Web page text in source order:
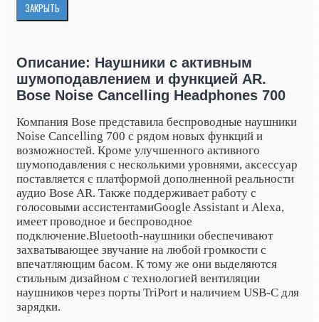
ЗАКРЫТЬ
Описание: Наушники с активным
шумоподавлением и функцией AR.
Bose Noise Cancelling Headphones 700
Компания Bose представила беспроводные наушники
Noise Cancelling 700 с рядом новых функций и
возможностей. Кроме улучшенного активного
шумоподавления с несколькими уровнями, аксессуар
поставляется с платформой дополненной реальности
аудио Bose AR. Также поддерживает работу с
голосовыми ассистентамиGoogle Assistant и Alexa,
имеет проводное и беспроводное
подключение.Bluetooth-наушники обеспечивают
захватывающее звучание на любой громкости с
впечатляющим басом. К тому же они выделяются
стильным дизайном с технологией вентиляции
наушников через порты TriPort и наличием USB-C для
зарядки.